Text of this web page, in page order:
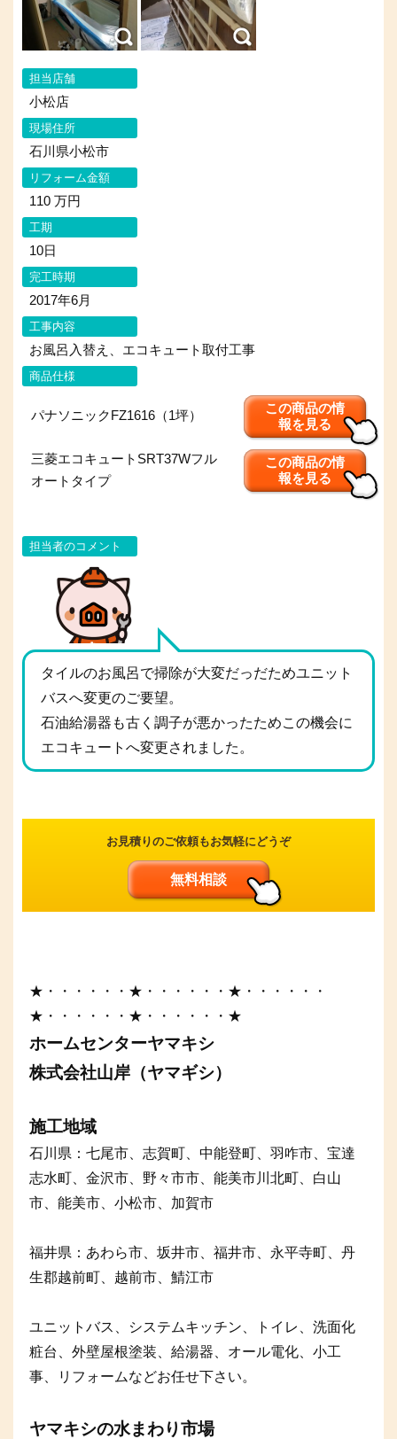
担当店舗
小松店
現場住所
石川県小松市
リフォーム金額
110 万円
工期
10日
完工時期
2017年6月
工事内容
お風呂入替え、エコキュート取付工事
商品仕様
パナソニックFZ1616（1坪）
この商品の情
報を見る
三菱エコキュートSRT37Wフル
オートタイプ
この商品の情
報を見る
担当者のコメント
タイルのお風呂で掃除が大変だっだためユニット
バスへ変更のご要望。
石油給湯器も古く調子が悪かったためこの機会に
エコキュートへ変更されました。
お見積りのご依頼もお気軽にどうぞ
無料相談
★・・・・・・★・・・・・・★・・・・・・
★・・・・・・★・・・・・・★
ホームセンターヤマキシ
株式会社山岸（ヤマギシ）
施工地域
石川県：七尾市、志賀町、中能登町、羽咋市、宝達
志水町、金沢市、野々市市、能美市川北町、白山
市、能美市、小松市、加賀市
福井県：あわら市、坂井市、福井市、永平寺町、丹
生郡越前町、越前市、鯖江市
ユニットバス、システムキッチン、トイレ、洗面化
粧台、外壁屋根塗装、給湯器、オール電化、小工
事、リフォームなどお任せ下さい。
ヤマキシの水まわり市場